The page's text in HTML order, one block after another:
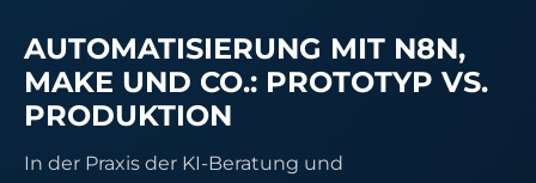
AUTOMATISIERUNG MIT N8N,
MAKE UND CO.: PROTOTYP VS.
PRODUKTION
In der Praxis der KI-Beratung und